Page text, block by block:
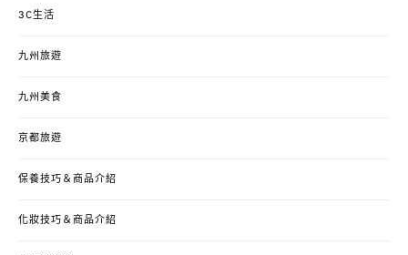
3C生活
九州旅遊
九州美食
京都旅遊
保養技巧＆商品介紹
化妝技巧＆商品介紹